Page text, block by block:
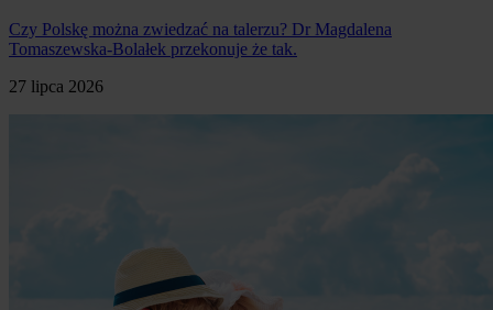
Czy Polskę można zwiedzać na talerzu? Dr Magdalena
Tomaszewska-Bolałek przekonuje że tak.
27 lipca 2026